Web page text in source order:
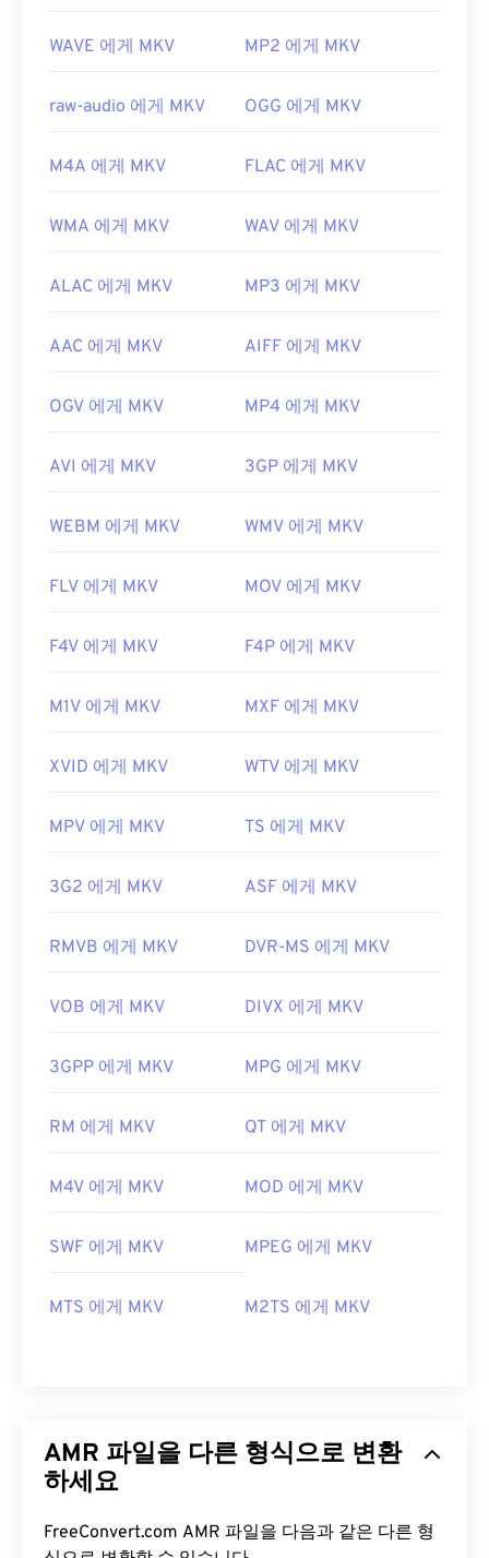
유용한 링크:
https://en.wikipedia.org/wiki/마트로스카
WAVE 에게 MKV MP2 에게 MKV
raw-audio 에게 MKV OGG 에게 MKV
M4A 에게 MKV FLAC 에게 MKV
WMA 에게 MKV WAV 에게 MKV
ALAC 에게 MKV MP3 에게 MKV
AAC 에게 MKV AIFF 에게 MKV
OGV 에게 MKV MP4 에게 MKV
AVI 에게 MKV 3GP 에게 MKV
WEBM 에게 MKV WMV 에게 MKV
FLV 에게 MKV MOV 에게 MKV
F4V 에게 MKV F4P 에게 MKV
M1V 에게 MKV MXF 에게 MKV
XVID 에게 MKV WTV 에게 MKV
MPV 에게 MKV TS 에게 MKV
3G2 에게 MKV ASF 에게 MKV
RMVB 에게 MKV DVR-MS 에게 MKV
VOB 에게 MKV DIVX 에게 MKV
3GPP 에게 MKV MPG 에게 MKV
RM 에게 MKV QT 에게 MKV
M4V 에게 MKV MOD 에게 MKV
SWF 에게 MKV MPEG 에게 MKV
MTS 에게 MKV M2TS 에게 MKV
AMR 파일을 다른 형식으로 변환
하세요
FreeConvert.com AMR 파일을 다음과 같은 다른 형